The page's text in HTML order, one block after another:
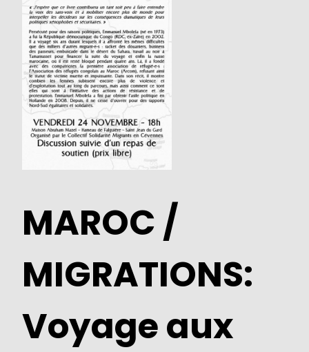
MAROC /
MIGRATIONS:
Voyage aux